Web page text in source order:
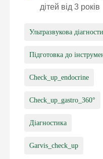
дітей від 3 років
Ультразвукова
Підготовка до
Check_up_endocrine
Check_up_gastro_360°
Діагностика
Garvis_check_up